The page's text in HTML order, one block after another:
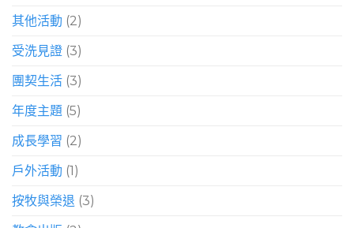
其他活動 (2)
受洗見證 (3)
團契生活 (3)
年度主題 (5)
成長學習 (2)
戶外活動 (1)
按牧與榮退 (3)